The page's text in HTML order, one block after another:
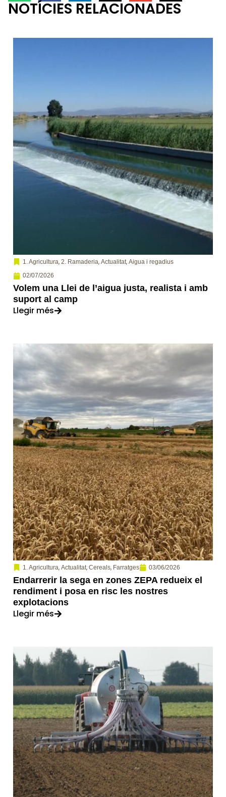
NOTÍCIES RELACIONADES
1. Agricultura, 2. Ramaderia, Actualitat, Aigua i regadius
02/07/2026
Volem una Llei de l’aigua justa, realista i amb
suport al camp
Llegir més
1. Agricultura, Actualitat, Cereals, Farratges 03/06/2026
Endarrerir la sega en zones ZEPA redueix el
rendiment i posa en risc les nostres
explotacions
Llegir més